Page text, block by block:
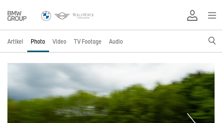
Artikel Photo Video TV Footage Audio